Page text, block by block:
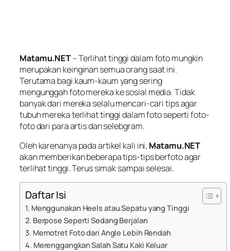
Matamu.NET– Terlihat tinggi dalam foto mungkin
merupakan keinginan semua orang saat ini.
Terutama bagi kaum-kaum yang sering
mengunggah foto mereka ke sosial media. Tidak
banyak dari mereka selalu mencari-cari tips agar
tubuh mereka terlihat tinggi dalam foto seperti foto-
foto dari para artis dan selebgram.
Oleh karenanya pada artikel kali ini, Matamu.NET
akan memberikan beberapa tips-tips berfoto agar
terlihat tinggi. Terus simak sampai selesai.
Daftar Isi
1. Menggunakan Heels atau Sepatu yang Tinggi
2. Berpose Seperti Sedang Berjalan
3. Memotret Foto dari Angle Lebih Rendah
4. Merenggangkan Salah Satu Kaki Keluar